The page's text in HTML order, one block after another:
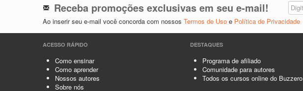
Receba promoções exclusivas em seu e-mail!
Ao inserir seu e-mail você concorda com nossos Termos de Uso e Política de Privacidade
ACESSO RÁPIDO
Como ensinar
Como aprender
Nossos autores
Sobre nós
DESTAQUES
Programa de afiliado
Comunidade para autores
Todos os cursos online do Buzzero